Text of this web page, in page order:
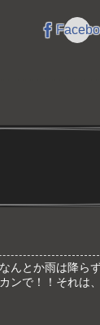
んとか雨は降ら
ンで！！それは